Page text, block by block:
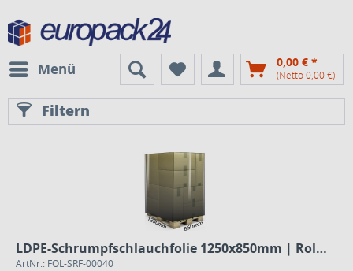
Menü 0,00 € *
(Netto 0,00 €)
Filtern
LDPE-Schrumpfschlauchfolie 1250x850mm | Rolle | 100m
ArtNr.: FOL-SRF-00040